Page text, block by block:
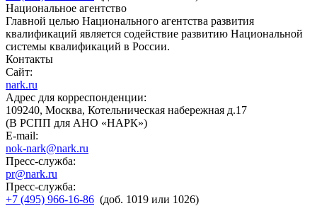
Национальное агентство
Главной целью Национального агентства развития
квалификаций является содействие развитию Национальной
системы квалификаций в России.
Контакты
Сайт:
nark.ru
Адрес для корреспонденции:
109240, Москва, Котельническая набережная д.17
(В РСПП для АНО «НАРК»)
E-mail:
nok-nark@nark.ru
Пресс-служба:
pr@nark.ru
Пресс-служба:
+7 (495) 966-16-86 (доб. 1019 или 1026)